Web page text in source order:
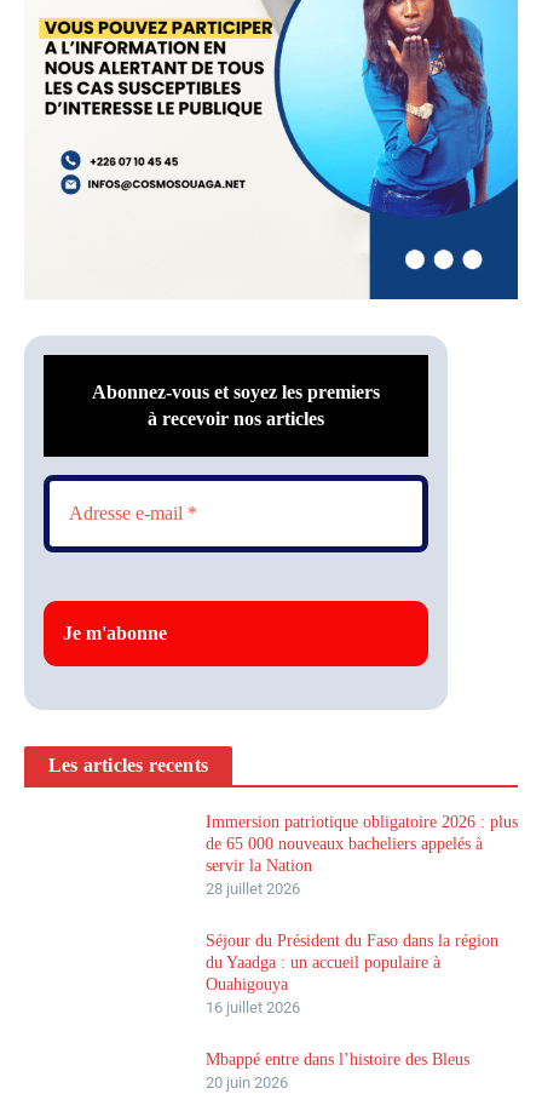
Abonnez-vous et soyez les premiers
à recevoir nos articles
Les articles recents
Immersion patriotique obligatoire 2026 : plus
de 65 000 nouveaux bacheliers appelés à
servir la Nation
28 juillet 2026
Séjour du Président du Faso dans la région
du Yaadga : un accueil populaire à
Ouahigouya
16 juillet 2026
Mbappé entre dans l’histoire des Bleus
20 juin 2026